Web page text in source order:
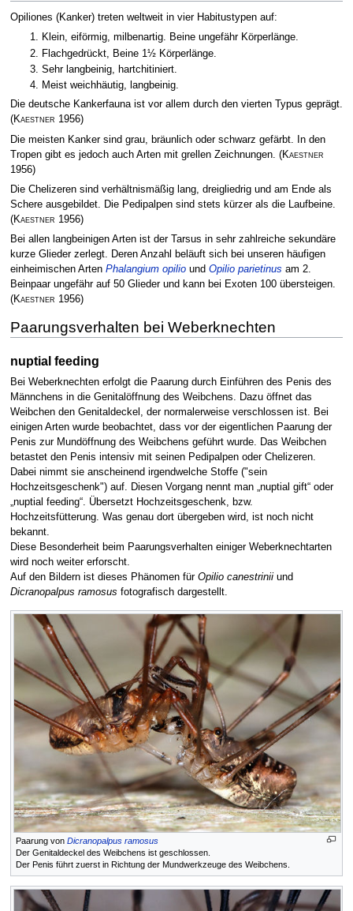
Opiliones (Kanker) treten weltweit in vier Habitustypen auf:
Klein, eiförmig, milbenartig. Beine ungefähr Körperlänge.
Flachgedrückt, Beine 1½ Körperlänge.
Sehr langbeinig, hartchitiniert.
Meist weichhäutig, langbeinig.
Die deutsche Kankerfauna ist vor allem durch den vierten Typus geprägt.
(Kaestner 1956)
Die meisten Kanker sind grau, bräunlich oder schwarz gefärbt. In den
Tropen gibt es jedoch auch Arten mit grellen Zeichnungen. (Kaestner
1956)
Die Chelizeren sind verhältnismäßig lang, dreigliedrig und am Ende als
Schere ausgebildet. Die Pedipalpen sind stets kürzer als die Laufbeine.
(Kaestner 1956)
Bei allen langbeinigen Arten ist der Tarsus in sehr zahlreiche sekundäre
kurze Glieder zerlegt. Deren Anzahl beläuft sich bei unseren häufigen
einheimischen Arten Phalangium opiliound Opilio parietinus am 2.
Beinpaar ungefähr auf 50 Glieder und kann bei Exoten 100 übersteigen.
(Kaestner 1956)
Paarungsverhalten bei Weberknechten
nuptial feeding
Bei Weberknechten erfolgt die Paarung durch Einführen des Penis des
Männchens in die Genitalöffnung des Weibchens. Dazu öffnet das
Weibchen den Genitaldeckel, der normalerweise verschlossen ist. Bei
einigen Arten wurde beobachtet, dass vor der eigentlichen Paarung der
Penis zur Mundöffnung des Weibchens geführt wurde. Das Weibchen
betastet den Penis intensiv mit seinen Pedipalpen oder Chelizeren.
Dabei nimmt sie anscheinend irgendwelche Stoffe ("sein
Hochzeitsgeschenk") auf. Diesen Vorgang nennt man „nuptial gift“ oder
„nuptial feeding“. Übersetzt Hochzeitsgeschenk, bzw.
Hochzeitsfütterung. Was genau dort übergeben wird, ist noch nicht
bekannt.
Diese Besonderheit beim Paarungsverhalten einiger Weberknechtarten
wird noch weiter erforscht.
Auf den Bildern ist dieses Phänomen für Opilio canestriniiund
Dicranopalpus ramosus fotografisch dargestellt.
Paarung von Dicranopalpus ramosus
Der Genitaldeckel des Weibchens ist geschlossen.
Der Penis führt zuerst in Richtung der Mundwerkzeuge des Weibchens.